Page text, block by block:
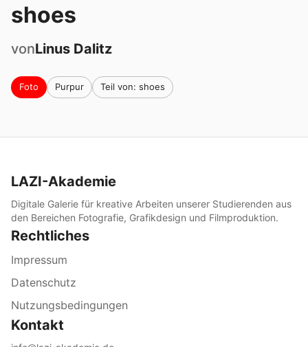
shoes
vonLinus Dalitz
Foto Purpur Teil von: shoes
LAZI-Akademie
Digitale Galerie für kreative Arbeiten unserer Studierenden aus
den Bereichen Fotografie, Grafikdesign und Filmproduktion.
Rechtliches
Impressum
Datenschutz
Nutzungsbedingungen
Kontakt